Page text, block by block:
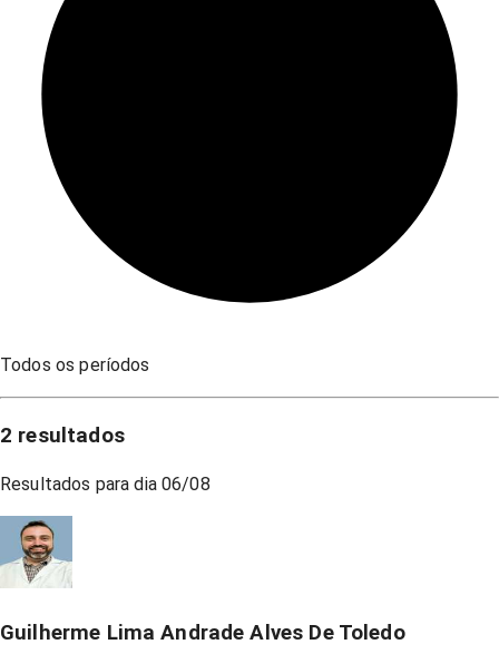
Todos os períodos
2 resultados
Resultados para dia 06/08
Guilherme Lima Andrade Alves De Toledo